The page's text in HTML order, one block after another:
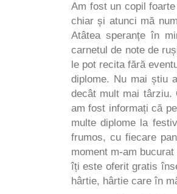
Am fost un copil
chiar și atunci mă
Atâtea speranțe în
carnetul de note de
le pot recita fără
diplome. Nu mai știu
decât mult mai
am fost informați că
multe diplome la
frumos, cu fiecare
moment m-am
îți este oferit gratis
hârtie, hârtie care în